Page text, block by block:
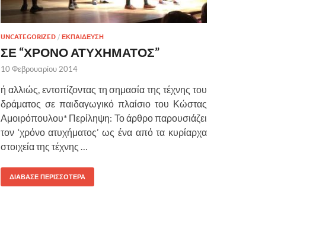
UNCATEGORIZED / ΕΚΠΑΙΔΕΥΣΗ
ΣΕ “ΧΡΟΝΟ ΑΤΥΧΗΜΑΤΟΣ”
10 Φεβρουαρίου 2014
ή αλλιώς, εντοπίζοντας τη σημασία της τέχνης του
δράματος σε παιδαγωγικό πλαίσιο του Κώστας
Αμοιρόπουλου* Περίληψη: Το άρθρο παρουσιάζει
τον ‘χρόνο ατυχήματος’ ως ένα από τα κυρίαρχα
στοιχεία της τέχνης …
ΔΙΑΒΑΣΕ ΠΕΡΙΣΣΟΤΕΡΑ